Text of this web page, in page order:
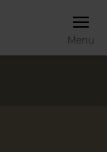
Menu